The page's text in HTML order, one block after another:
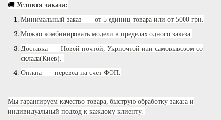
🚚 Условия заказа:
Минимальный заказ — от 5 единиц товара или от 5000 грн.
Можно комбинировать модели в пределах одного заказа.
Доставка — Новой почтой, Укрпочтой или самовывозом со
склада(Киев).
Оплата — перевод на счет ФОП.
Мы гарантируем качество товара, быструю обработку заказа и
индивидуальный подход к каждому клиенту.